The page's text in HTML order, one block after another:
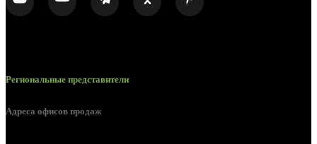
Региональные представители
Адреса офисов продаж